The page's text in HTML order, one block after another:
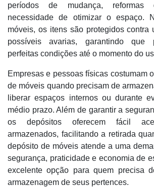
períodos de mudança,
necessidade de otimizar o espaço.
móveis, os itens são protegidos contra
possíveis avarias, garantindo que
perfeitas condições até o momento do
Empresas e pessoas físicas costumam
de móveis quando precisam de
liberar espaços internos ou durante
médio prazo. Além de garantir a
os depósitos oferecem fácil
armazenados, facilitando a retirada
depósito de móveis atende a uma
segurança, praticidade e economia de
excelente opção para quem precisa
armazenagem de seus pertences.